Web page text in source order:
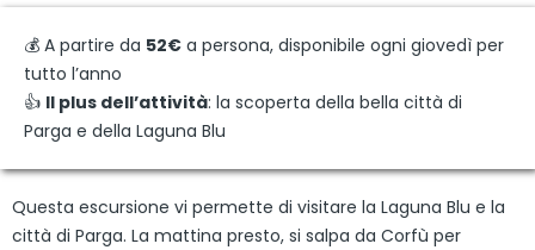
💰 A partire da 52€ a persona, disponibile ogni giovedì per
tutto l’anno
👍 Il plus dell’attività: la scoperta della bella città di
Parga e della Laguna Blu
Questa escursione vi permette di visitare la Laguna Blu e la
città di Parga. La mattina presto, si salpa da Corfù per